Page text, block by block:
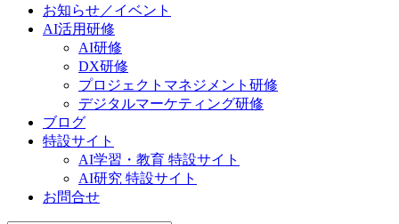
お知らせ／イベント
AI活用研修
AI研修
DX研修
プロジェクトマネジメント研修
デジタルマーケティング研修
ブログ
特設サイト
AI学習・教育 特設サイト
AI研究 特設サイト
お問合せ